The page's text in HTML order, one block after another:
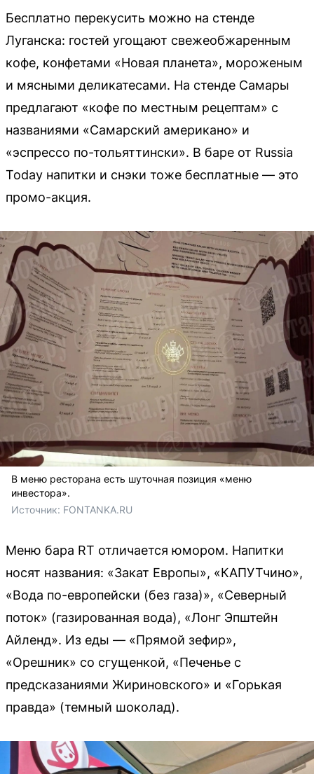
Бесплатно перекусить можно на стенде
Луганска: гостей угощают свежеобжаренным
кофе, конфетами «Новая планета», мороженым
и мясными деликатесами. На стенде Самары
предлагают «кофе по местным рецептам» с
названиями «Самарский американо» и
«эспрессо по-тольяттински». В баре от Russia
Today напитки и снэки тоже бесплатные — это
промо-акция.
В меню ресторана есть шуточная позиция «меню
инвестора».
Источник: FONTANKA.RU
Меню бара RT отличается юмором. Напитки
носят названия: «Закат Европы», «КАПУТчино»,
«Вода по-европейски (без газа)», «Северный
поток» (газированная вода), «Лонг Эпштейн
Айленд». Из еды — «Прямой зефир»,
«Орешник» со сгущенкой, «Печенье с
предсказаниями Жириновского» и «Горькая
правда» (темный шоколад).